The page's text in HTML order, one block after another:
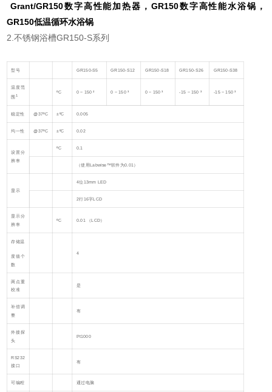
Grant/GR150数字高性能加热器，GR150数字高性能水浴锅，
GR150低温循环水浴锅
2.不锈钢浴槽GR150-S系列
型号 GR150-S5 GR150-S12 GR150-S18 GR150-S26 GR150-S38
温度范
围 1
ºC 0 ~ 150 ² 0 ~ 150 ³ 0 ~ 150 ³ -15 ~ 150 ³ -15 ~ 150 ³
稳定性 @37ºC ±ºC 0.005
均一性 @37ºC ±ºC 0.02
设置分
辨率
ºC 0.1
（使用Labwise™软件为0.01）
显示
4位13mm LED
2行16字LCD
显示分
辨率
ºC 0.01 （LCD）
存储温
度值个
数
4
两点重
校准
是
补偿调
整
有
外接探
头
Pt1000
RS232
接口
有
可编程 通过电脑